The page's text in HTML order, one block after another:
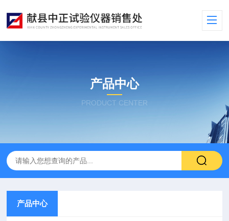
产品中心
PRODUCT CENTER
产品中心